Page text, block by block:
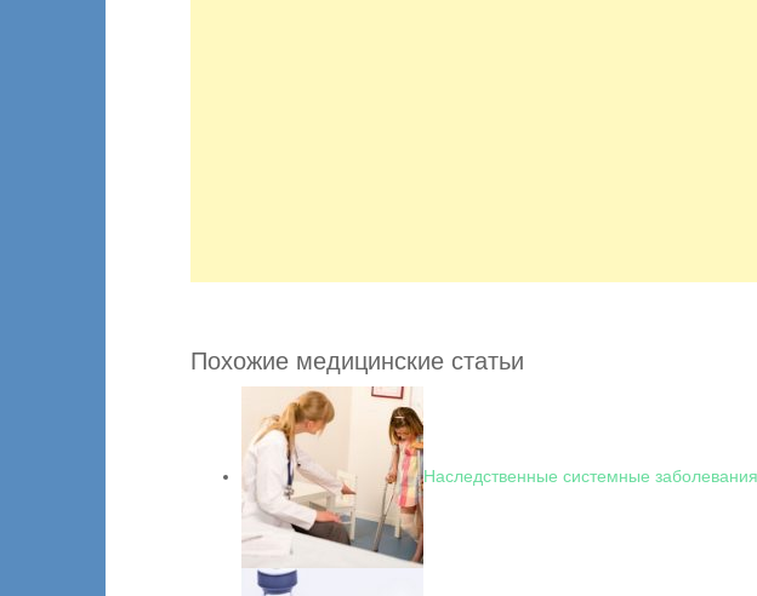
Похожие медицинские статьи
Наследственные системные